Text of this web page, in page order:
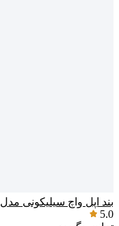
بند اپل واچ سیلیکونی مدل Solo Loop
5.0